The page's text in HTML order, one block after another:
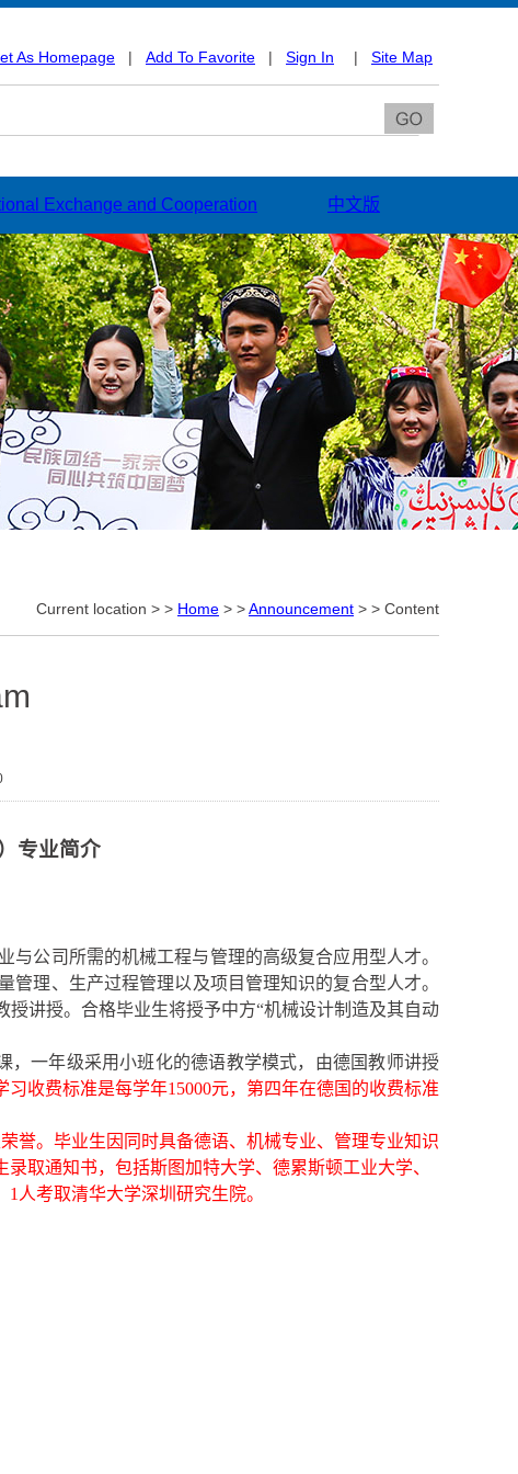
Site Map
|
Sign In
|
Add To Favorite
|
As Homepage
Exchange and Cooperation 中文版
Current location > > Home > >Announcement > > Content
专业简介
公司所需的机械工程与管理的高级复合应用型人才。
理、生产过程管理以及项目管理知识的复合型人才。
讲授。合格毕业生将授予中方“机械设计制造及其自动
一年级采用小班化的德语教学模式，由德国教师讲授
习收费标准是每学年15000元，第四年在德国的收费标准
誉。毕业生因同时具备德语、机械专业、管理专业知识
录取通知书，包括斯图加特大学、德累斯顿工业大学、
1 人考取清华大学深圳研究生院。